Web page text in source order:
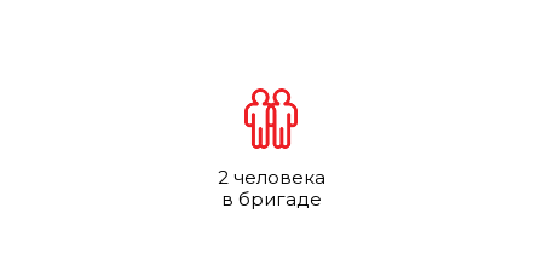
2 человека
в бригаде